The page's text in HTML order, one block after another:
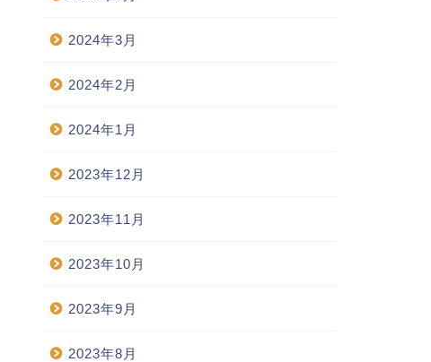
2024年3月
2024年2月
2024年1月
2023年12月
2023年11月
2023年10月
2023年9月
2023年8月